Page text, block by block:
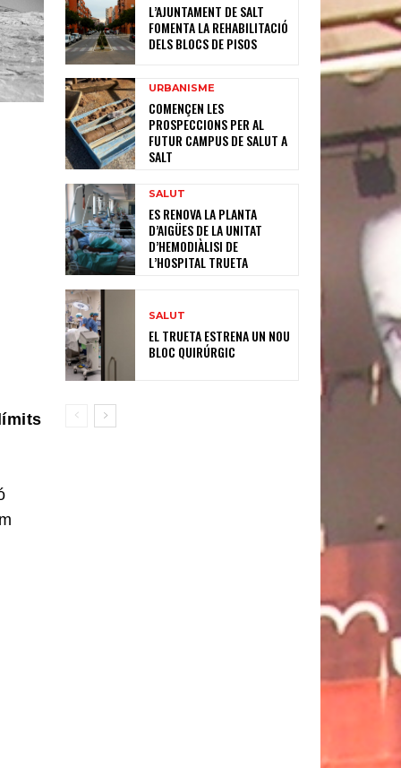
L’AJUNTAMENT DE SALT
FOMENTA LA REHABILITACIÓ
DELS BLOCS DE PISOS
URBANISME
COMENÇEN LES
PROSPECCIONS PER AL
FUTUR CAMPUS DE SALUT A
SALT
SALUT
ES RENOVA LA PLANTA
D’AIGÜES DE LA UNITAT
D’HEMODIÀLISI DE
L’HOSPITAL TRUETA
SALUT
EL TRUETA ESTRENA UN NOU
BLOC QUIRÚRGIC